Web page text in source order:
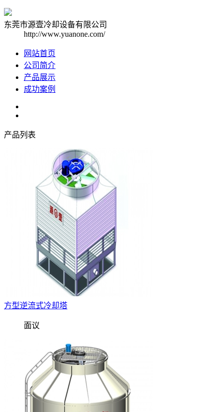
东莞市源壹冷却设备有限公司
http://www.yuanone.com/
网站首页
公司简介
产品展示
成功案例
产品列表
方型逆流式冷却塔
面议